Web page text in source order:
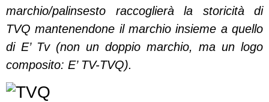
marchio/palinsesto raccoglierà la storicità di
TVQ mantenendone il marchio insieme a quello
di E’ Tv (non un doppio marchio, ma un logo
composito: E’ TV-TVQ).